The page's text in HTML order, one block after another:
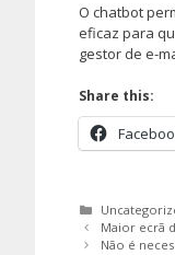
O chatbot
eficaz para
gestor de e-
Share this:
Categorias
Maior ecrã
Não é